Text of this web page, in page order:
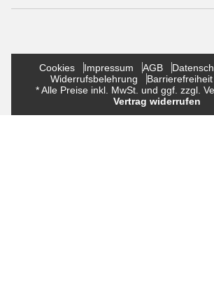
Cookies Impressum AGB
Widerrufsbelehrung
Barrierefreiheit
* Alle Preise inkl. MwSt. und ggf. zzgl.
Vertrag widerrufen